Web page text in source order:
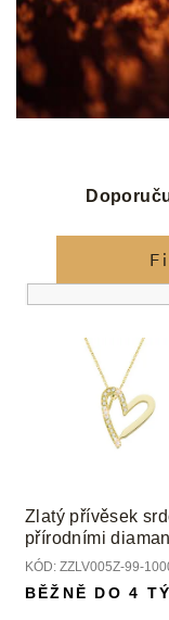
z
n
í
ů
o
d
u
k
Zlatý přívěsek
přírodními
KÓD: ZZLV005Z-99-
BĚŽNĚ DO 4